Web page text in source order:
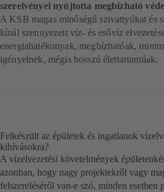
szerelvényei nyújtotta megbízható
A KSB magas minőségű szivattyúkat és
kínál szennyezett víz- és esővíz
energiahatékonyak, megbízhatóak,
igényelnek, mégis hosszú élettartamúak.
Felkészült az épületek és ingatlanok
kihívásokra?
A vízelvezetési követelmények
azonban, hogy nagy projektekről vagy
felszereléséről van-e szó, minden esetben